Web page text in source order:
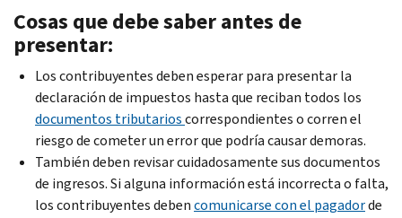
Cosas que debe saber antes de
presentar:
Los contribuyentes deben esperar para presentar la
declaración de impuestos hasta que reciban todos los
documentos tributarioscorrespondientes o corren el
riesgo de cometer un error que podría causar demoras.
También deben revisar cuidadosamente sus documentos
de ingresos. Si alguna información está incorrecta o falta,
los contribuyentes debencomunicarse con el pagadorde